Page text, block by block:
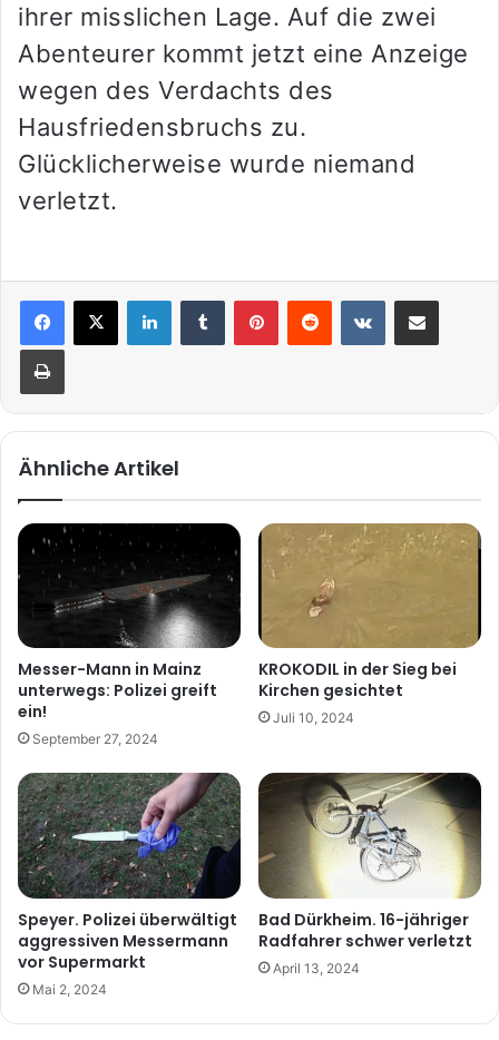
ihrer misslichen Lage. Auf die zwei
Abenteurer kommt jetzt eine Anzeige
wegen des Verdachts des
Hausfriedensbruchs zu.
Glücklicherweise wurde niemand
verletzt.
LinkedInTumblr PinterestReddit VKontakteTeile per E-Mail
Drucken
Ähnliche Artikel
Messer-Mann in Mainz
unterwegs: Polizei greift
ein!
September 27, 2024
KROKODIL in der Sieg bei
Kirchen gesichtet
Juli 10, 2024
Speyer. Polizei überwältigt
aggressiven Messermann
vor Supermarkt
Mai 2, 2024
Bad Dürkheim. 16-jähriger
Radfahrer schwer verletzt
April 13, 2024